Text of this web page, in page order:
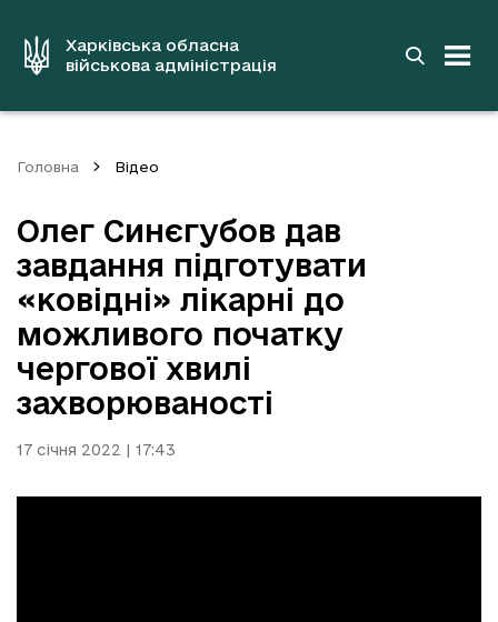
вмістуХарківська обласна
військова адміністрація
Головна Відео
Олег Синєгубов дав
завдання підготувати
«ковідні» лікарні до
можливого початку
чергової хвилі
захворюваності
17 січня 2022 | 17:43